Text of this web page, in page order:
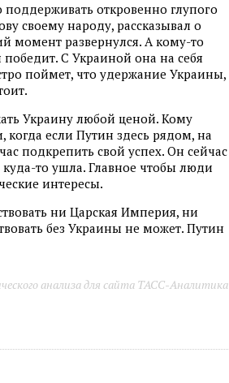
откровенно глупого
своему народу, рассказывал о
момент развернулся. А кому-то
С Украиной она на себя
поймет, что удержание Украины,
Украину любой ценой. Кому
когда если Путин здесь рядом, на
подкрепить свой успех. Он сейчас
то ушла. Главное чтобы люди
интересы.
ни Царская Империя, ни
без Украины не может. Путин
анализа для сайта ТАСС-Аналитика